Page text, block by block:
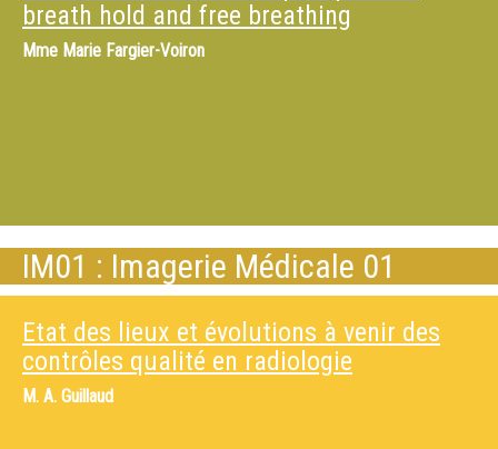
breath hold and free breathing
Mme Marie Fargier-Voiron
IM01 : Imagerie Médicale 01
Etat des lieux et évolutions à venir des
contrôles qualité en radiologie
M. A. Guillaud